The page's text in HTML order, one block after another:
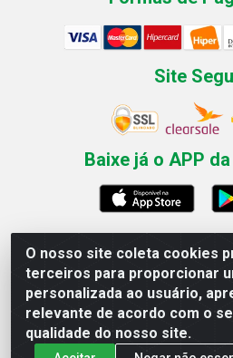
O nosso site coleta cookies
terceiros para proporcionar
personalizada ao usuário,
relevante de acordo com o
qualidade do nosso site.
Site
Baixe já o APP
Esperança Nordeste - Rua
Estância - Recife / PE CEP:
03.666.136/